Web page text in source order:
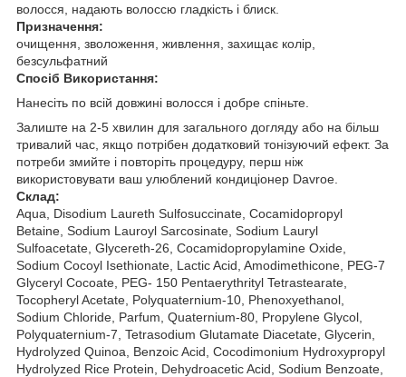
волосся, надають волоссю гладкість і блиск.
Призначення:
очищення, зволоження, живлення, захищає колір,
безсульфатний
Спосіб Використання:
Нанесіть по всій довжині волосся і добре спіньте.
Залиште на 2-5 хвилин для загального догляду або на більш
тривалий час, якщо потрібен додатковий тонізуючий ефект. За
потреби змийте і повторіть процедуру, перш ніж
використовувати ваш улюблений кондиціонер Davroe.
Склад:
Aqua, Disodium Laureth Sulfosuccinate, Cocamidopropyl
Betaine, Sodium Lauroyl Sarcosinate, Sodium Lauryl
Sulfoacetate, Glycereth-26, Cocamidopropylamine Oxide,
Sodium Cocoyl Isethionate, Lactic Acid, Amodimethicone, PEG-7
Glyceryl Cocoate, PEG- 150 Pentaerythrityl Tetrastearate,
Tocopheryl Acetate, Polyquaternium-10, Phenoxyethanol,
Sodium Chloride, Parfum, Quaternium-80, Propylene Glycol,
Polyquaternium-7, Tetrasodium Glutamate Diacetate, Glycerin,
Hydrolyzed Quinoa, Benzoic Acid, Cocodimonium Hydroxypropyl
Hydrolyzed Rice Protein, Dehydroacetic Acid, Sodium Benzoate,